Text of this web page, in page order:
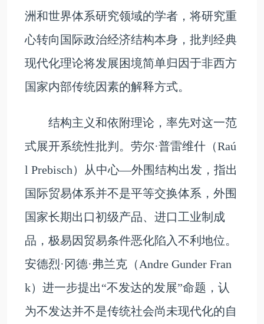
洲和世界体系研究领域的学者，将研究重
心转向国际政治经济结构本身，批判经典
现代化理论将发展困境简单归因于非西方
国家内部传统因素的解释方式。
结构主义和依附理论，率先对这一范
式展开系统性批判。劳尔·普雷维什（Raú
l Prebisch）从中心—外围结构出发，指出
国际贸易体系并不是平等交换体系，外围
国家长期出口初级产品、进口工业制成
品，极易因贸易条件恶化陷入不利地位。
安德烈·冈德·弗兰克（Andre Gunder Fran
k）进一步提出“不发达的发展”命题，认
为不发达并不是传统社会尚未现代化的自